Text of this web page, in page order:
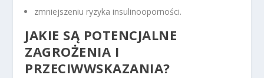
zmniejszeniu ryzyka insulinooporności.
JAKIE SĄ POTENCJALNE
ZAGROŻENIA I
PRZECIWWSKAZANIA?